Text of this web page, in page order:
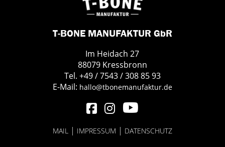
T-BONE MANUFAKTUR GbR
Im Heidach 27
88079 Kressbronn
Tel. +49 / 7543 / 308 85 93
E-Mail: hallo@tbonemanufaktur.de
MAIL| IMPRESSUM | DATENSCHUTZ